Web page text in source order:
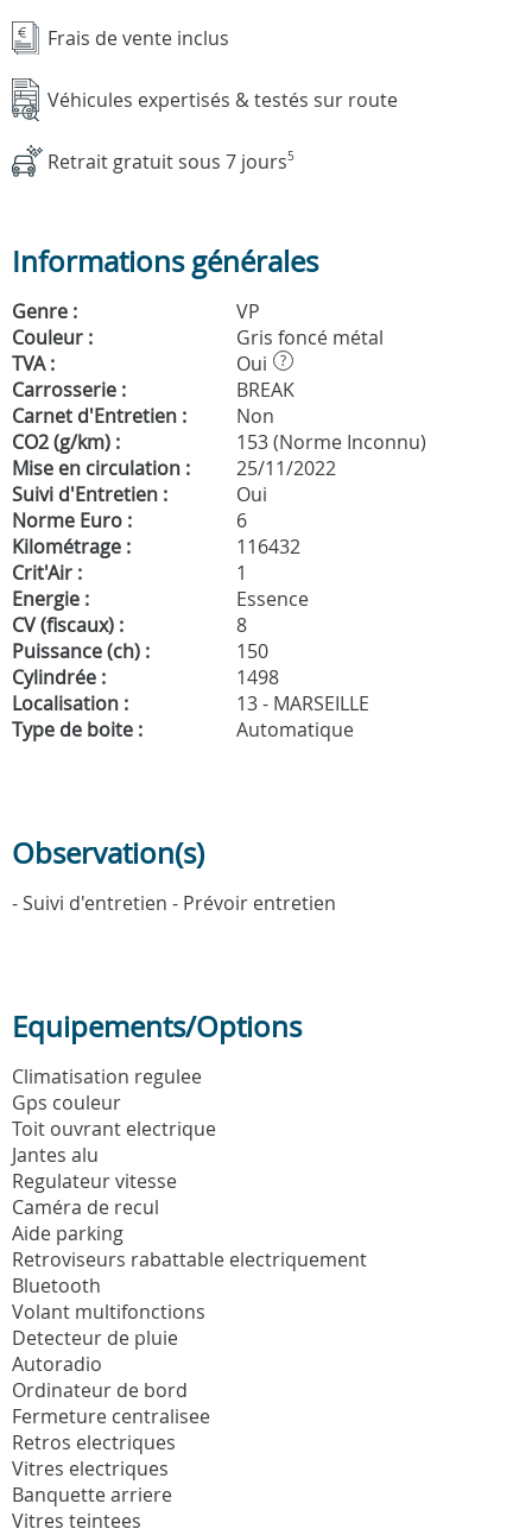
Frais de vente inclus
Véhicules expertisés & testés sur route
Retrait gratuit sous 7 jours5
Informations générales
Genre :
VP
Couleur :
Gris foncé métal
TVA :
Oui ?
Carrosserie :
BREAK
Carnet d'Entretien :
Non
CO2 (g/km) :
153 (Norme Inconnu)
Mise en circulation :
25/11/2022
Suivi d'Entretien :
Oui
Norme Euro :
6
Kilométrage :
116432
Crit'Air :
1
Energie :
Essence
CV (fiscaux) :
8
Puissance (ch) :
150
Cylindrée :
1498
Localisation :
13 - MARSEILLE
Type de boite :
Automatique
Observation(s)
- Suivi d'entretien - Prévoir entretien
Equipements/Options
Climatisation regulee
Gps couleur
Toit ouvrant electrique
Jantes alu
Regulateur vitesse
Caméra de recul
Aide parking
Retroviseurs rabattable electriquement
Bluetooth
Volant multifonctions
Detecteur de pluie
Autoradio
Ordinateur de bord
Fermeture centralisee
Retros electriques
Vitres electriques
Banquette arriere
Vitres teintees